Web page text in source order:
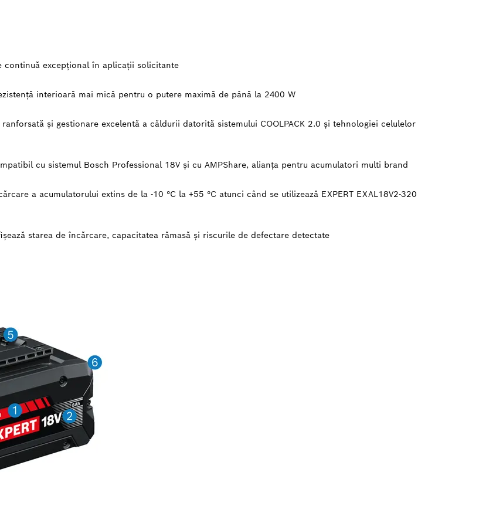
continuă excepţional în aplicaţii solicitante
interioară mai mică pentru o putere maximă de până la 2400 W
şi gestionare excelentă a căldurii datorită sistemului COOLPACK 2.0 şi tehnologiei celulelor
cu sistemul Bosch Professional 18V şi cu AMPShare, alianţa pentru acumulatori multi brand
a acumulatorului extins de la -10 °C la +55 °C atunci când se utilizează EXPERT EXAL18V2-320
starea de încărcare, capacitatea rămasă şi riscurile de defectare detectate